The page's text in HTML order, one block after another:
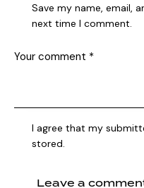
Save my name, email,
next time I comment.
I agree that my
stored.